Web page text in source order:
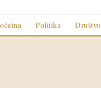
Politika Društvo